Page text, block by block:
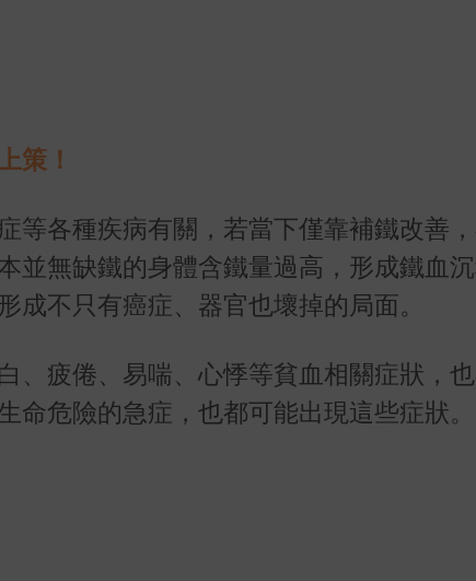
策！
等各種疾病有關，若當下僅靠補鐵改善
並無缺鐵的身體含鐵量過高，形成鐵血
成不只有癌症、器官也壞掉的局面。
、疲倦、易喘、心悸等貧血相關症狀，
命危險的急症，也都可能出現這些症狀。